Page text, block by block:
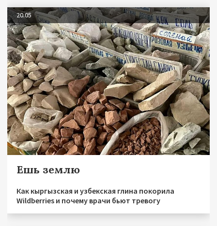
20.05
Ешь землю
Как кыргызская и узбекская глина покорила
Wildberries и почему врачи бьют тревогу